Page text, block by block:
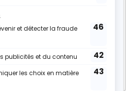
MARBRÉS CHOCOLAT